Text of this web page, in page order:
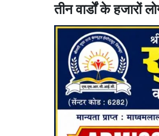
तीन वार्डों के हजारों